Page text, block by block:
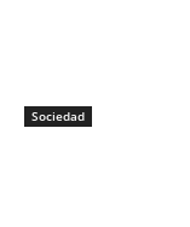
Sociedad